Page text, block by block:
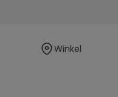
Winkel